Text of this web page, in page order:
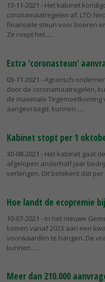
13-11-2021 - Het kabinet
coronamaatregelen af. LTO
financiële steun voor boeren
Ze roept het...
Extra 'coronasteun'
03-11-2021 - Agrarisch
door de coronamaatregelen,
de maximale Tegemoetkoming
aangevraagd, kunnen...
Kabinet stopt per 1
30-08-2021 - Het kabinet gaat
afgelopen anderhalf jaar
verlengen. Dit betekent dat per
Hoe landt de ecopremie
10-07-2021 - In het nieuwe
komen vanaf 2023 aan een
voorwaarden te hangen. De
kunnen...
Meer dan 210.000